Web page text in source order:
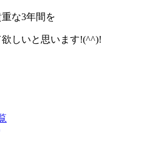
な3年間を
しいと思います!(^^)!